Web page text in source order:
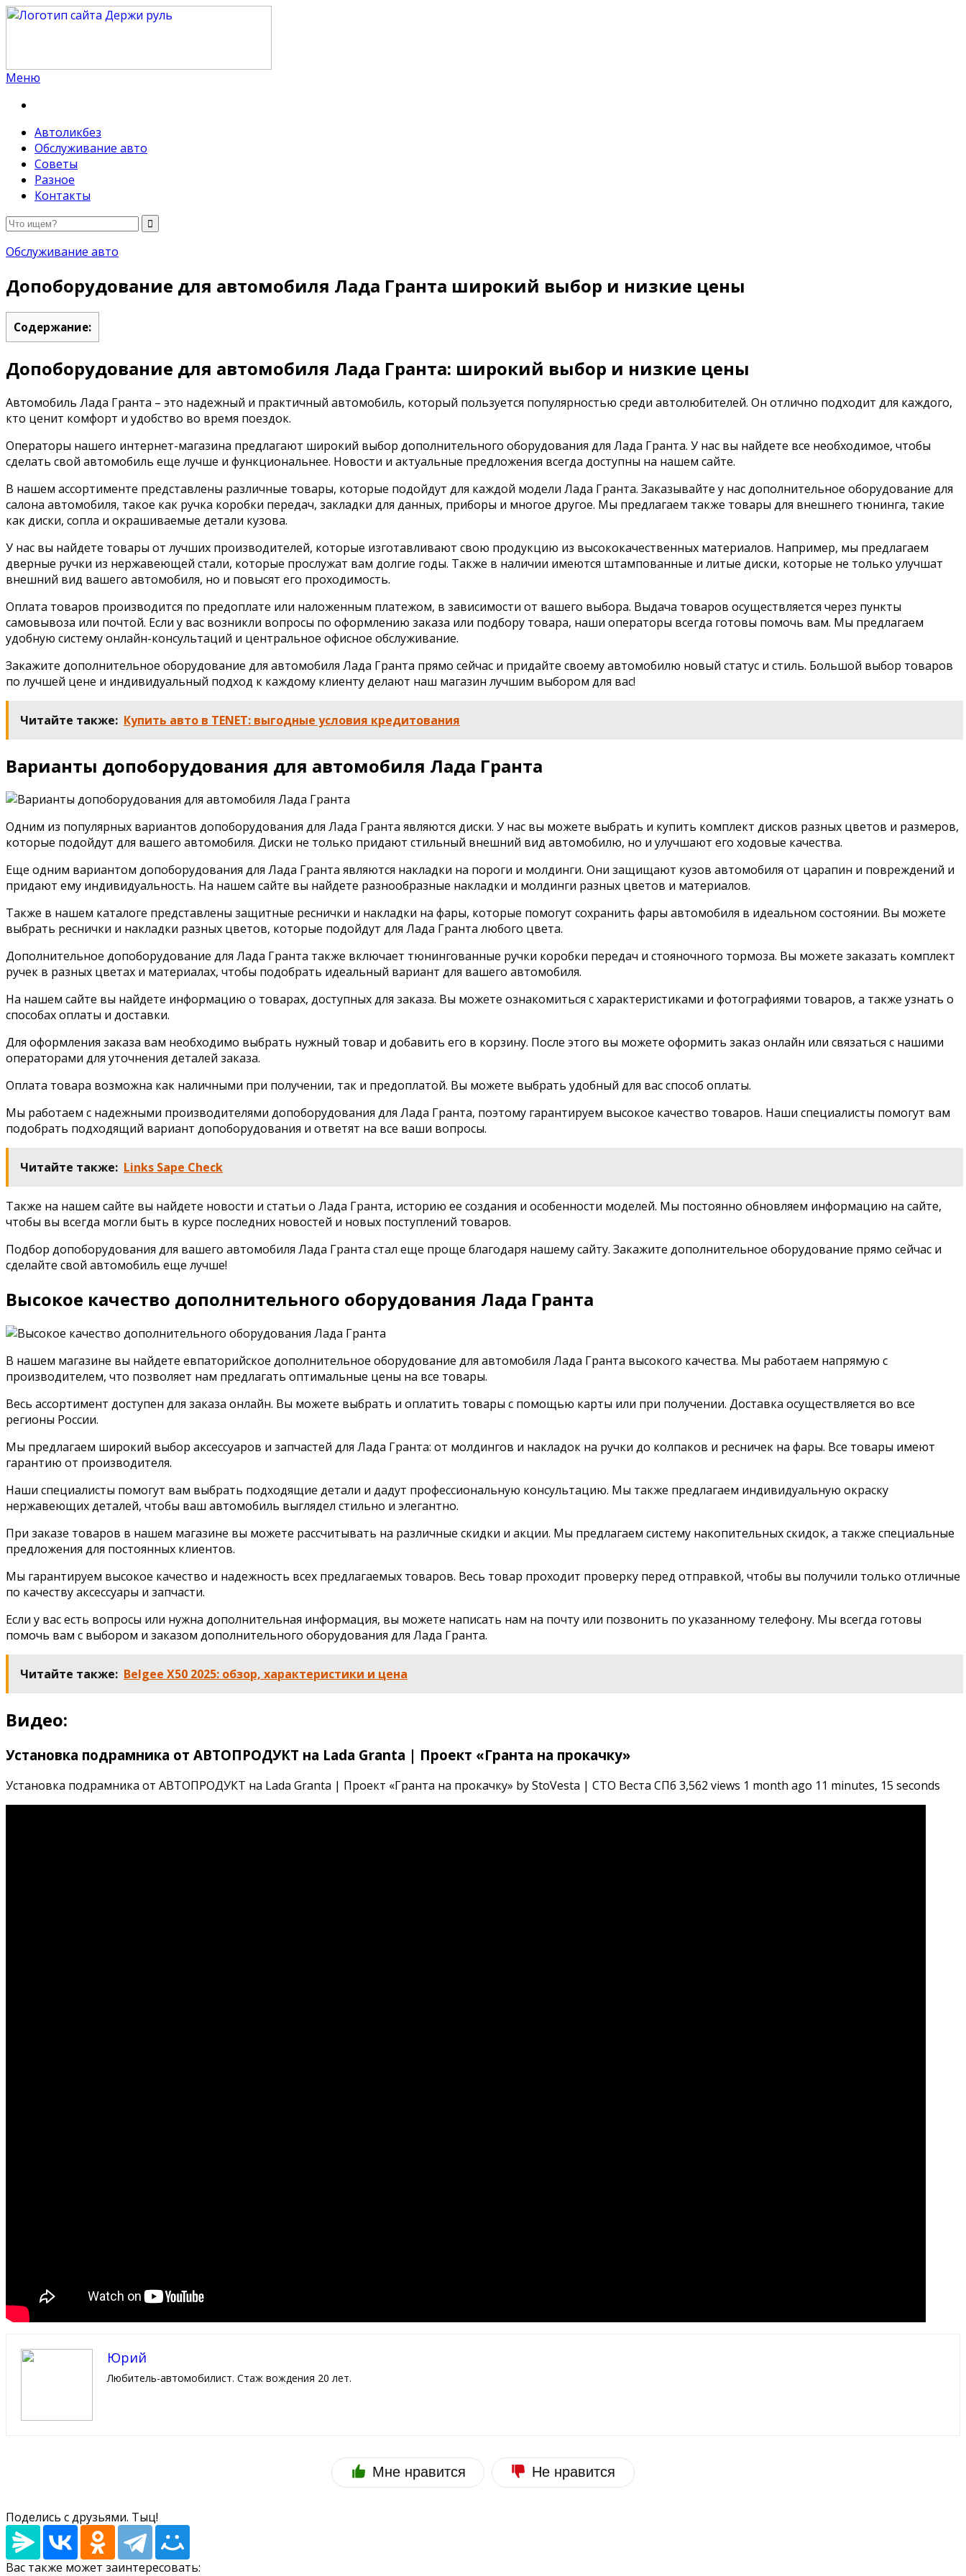
Меню
Автоликбез
Обслуживание авто
Советы
Разное
Контакты
Обслуживание авто
Допоборудование для автомобиля Лада Гранта широкий выбор и низкие цены
Содержание:
Допоборудование для автомобиля Лада Гранта: широкий выбор и низкие цены
Автомобиль Лада Гранта – это надежный и практичный автомобиль, который пользуется популярностью среди автолюбителей. Он отлично подходит для каждого,
кто ценит комфорт и удобство во время поездок.
Операторы нашего интернет-магазина предлагают широкий выбор дополнительного оборудования для Лада Гранта. У нас вы найдете все необходимое, чтобы
сделать свой автомобиль еще лучше и функциональнее. Новости и актуальные предложения всегда доступны на нашем сайте.
В нашем ассортименте представлены различные товары, которые подойдут для каждой модели Лада Гранта. Заказывайте у нас дополнительное оборудование для
салона автомобиля, такое как ручка коробки передач, закладки для данных, приборы и многое другое. Мы предлагаем также товары для внешнего тюнинга, такие
как диски, сопла и окрашиваемые детали кузова.
У нас вы найдете товары от лучших производителей, которые изготавливают свою продукцию из высококачественных материалов. Например, мы предлагаем
дверные ручки из нержавеющей стали, которые прослужат вам долгие годы. Также в наличии имеются штампованные и литые диски, которые не только улучшат
внешний вид вашего автомобиля, но и повысят его проходимость.
Оплата товаров производится по предоплате или наложенным платежом, в зависимости от вашего выбора. Выдача товаров осуществляется через пункты
самовывоза или почтой. Если у вас возникли вопросы по оформлению заказа или подбору товара, наши операторы всегда готовы помочь вам. Мы предлагаем
удобную систему онлайн-консультаций и центральное офисное обслуживание.
Закажите дополнительное оборудование для автомобиля Лада Гранта прямо сейчас и придайте своему автомобилю новый статус и стиль. Большой выбор товаров
по лучшей цене и индивидуальный подход к каждому клиенту делают наш магазин лучшим выбором для вас!
Читайте также: Купить авто в TENET: выгодные условия кредитования
Варианты допоборудования для автомобиля Лада Гранта
Одним из популярных вариантов допоборудования для Лада Гранта являются диски. У нас вы можете выбрать и купить комплект дисков разных цветов и размеров,
которые подойдут для вашего автомобиля. Диски не только придают стильный внешний вид автомобилю, но и улучшают его ходовые качества.
Еще одним вариантом допоборудования для Лада Гранта являются накладки на пороги и молдинги. Они защищают кузов автомобиля от царапин и повреждений и
придают ему индивидуальность. На нашем сайте вы найдете разнообразные накладки и молдинги разных цветов и материалов.
Также в нашем каталоге представлены защитные реснички и накладки на фары, которые помогут сохранить фары автомобиля в идеальном состоянии. Вы можете
выбрать реснички и накладки разных цветов, которые подойдут для Лада Гранта любого цвета.
Дополнительное допоборудование для Лада Гранта также включает тюнингованные ручки коробки передач и стояночного тормоза. Вы можете заказать комплект
ручек в разных цветах и материалах, чтобы подобрать идеальный вариант для вашего автомобиля.
На нашем сайте вы найдете информацию о товарах, доступных для заказа. Вы можете ознакомиться с характеристиками и фотографиями товаров, а также узнать о
способах оплаты и доставки.
Для оформления заказа вам необходимо выбрать нужный товар и добавить его в корзину. После этого вы можете оформить заказ онлайн или связаться с нашими
операторами для уточнения деталей заказа.
Оплата товара возможна как наличными при получении, так и предоплатой. Вы можете выбрать удобный для вас способ оплаты.
Мы работаем с надежными производителями допоборудования для Лада Гранта, поэтому гарантируем высокое качество товаров. Наши специалисты помогут вам
подобрать подходящий вариант допоборудования и ответят на все ваши вопросы.
Читайте также: Links Sape Check
Также на нашем сайте вы найдете новости и статьи о Лада Гранта, историю ее создания и особенности моделей. Мы постоянно обновляем информацию на сайте,
чтобы вы всегда могли быть в курсе последних новостей и новых поступлений товаров.
Подбор допоборудования для вашего автомобиля Лада Гранта стал еще проще благодаря нашему сайту. Закажите дополнительное оборудование прямо сейчас и
сделайте свой автомобиль еще лучше!
Высокое качество дополнительного оборудования Лада Гранта
В нашем магазине вы найдете евпаторийское дополнительное оборудование для автомобиля Лада Гранта высокого качества. Мы работаем напрямую с
производителем, что позволяет нам предлагать оптимальные цены на все товары.
Весь ассортимент доступен для заказа онлайн. Вы можете выбрать и оплатить товары с помощью карты или при получении. Доставка осуществляется во все
регионы России.
Мы предлагаем широкий выбор аксессуаров и запчастей для Лада Гранта: от молдингов и накладок на ручки до колпаков и ресничек на фары. Все товары имеют
гарантию от производителя.
Наши специалисты помогут вам выбрать подходящие детали и дадут профессиональную консультацию. Мы также предлагаем индивидуальную окраску
нержавеющих деталей, чтобы ваш автомобиль выглядел стильно и элегантно.
При заказе товаров в нашем магазине вы можете рассчитывать на различные скидки и акции. Мы предлагаем систему накопительных скидок, а также специальные
предложения для постоянных клиентов.
Мы гарантируем высокое качество и надежность всех предлагаемых товаров. Весь товар проходит проверку перед отправкой, чтобы вы получили только отличные
по качеству аксессуары и запчасти.
Если у вас есть вопросы или нужна дополнительная информация, вы можете написать нам на почту или позвонить по указанному телефону. Мы всегда готовы
помочь вам с выбором и заказом дополнительного оборудования для Лада Гранта.
Читайте также: Belgee X50 2025: обзор, характеристики и цена
Видео:
Установка подрамника от АВТОПРОДУКТ на Lada Granta | Проект «Гранта на прокачку»
Установка подрамника от АВТОПРОДУКТ на Lada Granta | Проект «Гранта на прокачку» by StoVesta | СТО Веста СПб 3,562 views 1 month ago 11 minutes, 15 seconds
Юрий
Любитель-автомобилист. Стаж вождения 20 лет.
Мне нравится Не нравится
Поделись с друзьями. Тыц!
Вас также может заинтересовать: